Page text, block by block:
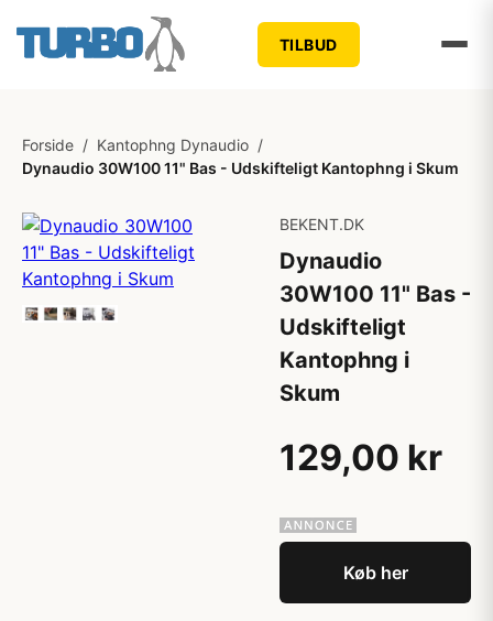
TILBUD
Forside / Kantophng Dynaudio /
Dynaudio 30W100 11" Bas - Udskifteligt Kantophng i Skum
BEKENT.DK
Dynaudio
30W100 11" Bas -
Udskifteligt
Kantophng i
Skum
129,00 kr
Køb her